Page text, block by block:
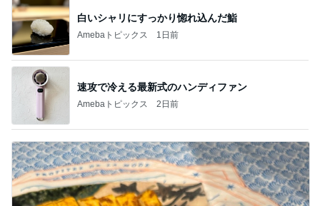
白いシャリにすっかり惚れ込んだ鮨
Amebaトピックス 1日前
速攻で冷える最新式のハンディファン
Amebaトピックス 2日前